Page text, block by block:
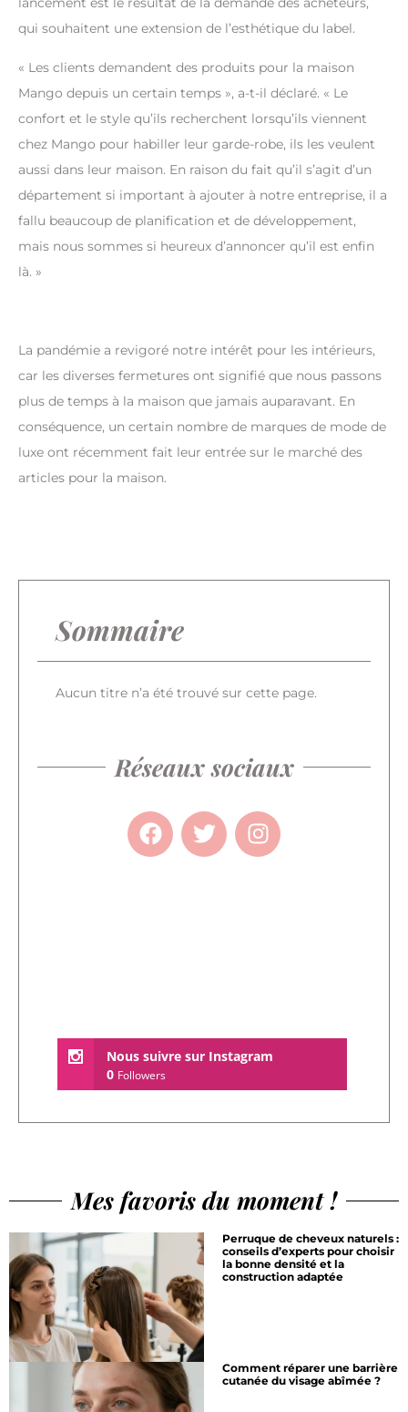
qui souhaitent une extension de l’esthétique du label.
« Les clients demandent des produits pour la maison
Mango depuis un certain temps », a-t-il déclaré. « Le
confort et le style qu’ils recherchent lorsqu’ils viennent
chez Mango pour habiller leur garde-robe, ils les veulent
aussi dans leur maison. En raison du fait qu’il s’agit d’un
département si important à ajouter à notre entreprise, il a
fallu beaucoup de planification et de développement,
mais nous sommes si heureux d’annoncer qu’il est enfin
là. »
La pandémie a revigoré notre intérêt pour les intérieurs,
car les diverses fermetures ont signifié que nous passons
plus de temps à la maison que jamais auparavant. En
conséquence, un certain nombre de marques de mode de
luxe ont récemment fait leur entrée sur le marché des
articles pour la maison.
Sommaire
Aucun titre n’a été trouvé sur cette page.
Réseaux sociaux
Nous suivre sur Instagram
0 Followers
Mes favoris du moment !
Perruque de cheveux naturels :
conseils d’experts pour choisir
la bonne densité et la
construction adaptée
Comment réparer une barrière
cutanée du visage abîmée ?